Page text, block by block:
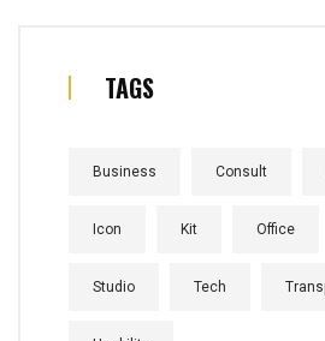
TAGS
Business Consult
Icon Kit Office
Studio Tech